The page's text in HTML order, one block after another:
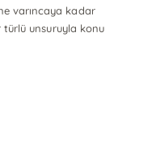
varıncaya kadar
türlü unsuruyla konu